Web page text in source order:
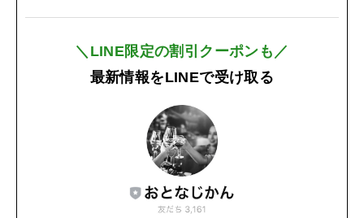
＼LINE限定の割引クーポンも／
最新情報をLINEで受け取る